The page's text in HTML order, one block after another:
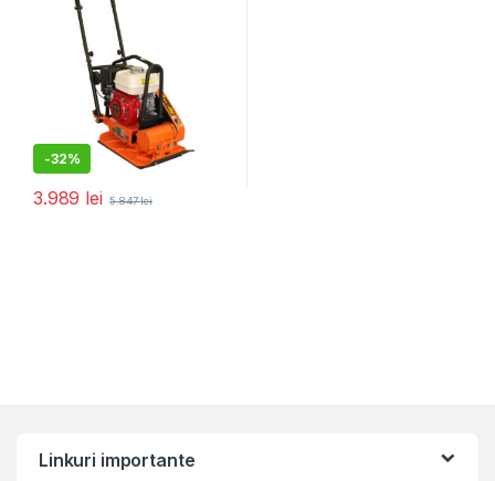
-32%
3.989 lei 5.847lei
Linkuri importante